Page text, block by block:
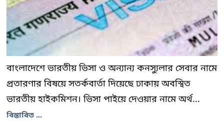
বাংলাদেশে ভারতীয় ভিসা ও অন্যান্য কনস্যুলার সেবার নামে
প্রতারণার বিষয়ে সতর্কবার্তা দিয়েছে ঢাকায় অবস্থিত
ভারতীয় হাইকমিশন। ভিসা পাইয়ে দেওয়ার নামে অর্থ...
বিস্তারিত ...